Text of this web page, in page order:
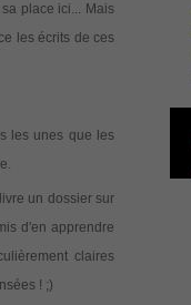
place ici... Mais
les écrits de ces
les unes que les
un dossier sur
d'en apprendre
claires
! ;)